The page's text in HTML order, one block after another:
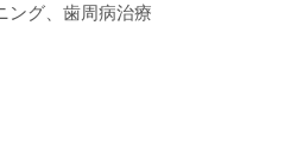
ング、歯周病治療